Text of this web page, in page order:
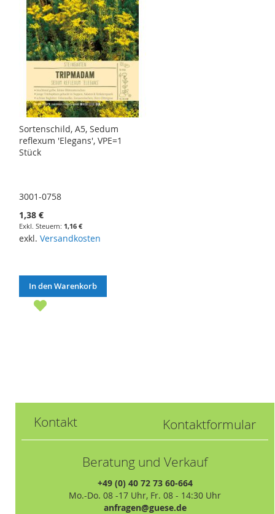
Sortenschild, A5, Sedum
reflexum 'Elegans', VPE=1
Stück
3001-0758
1,38 €
1,16 €
exkl. Versandkosten
In den Warenkorb
Kontakt Kontaktformular
Beratung und Verkauf
+49 (0) 40 72 73 60-664
Mo.-Do. 08 -17 Uhr, Fr. 08 - 14:30 Uhr
anfragen@guese.de